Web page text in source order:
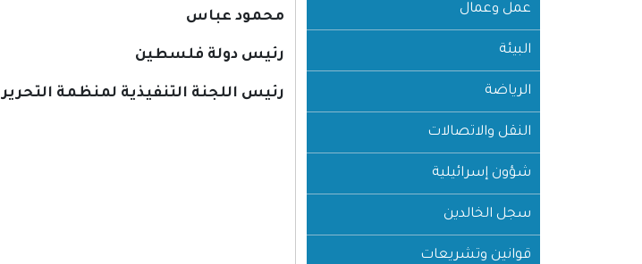
عمل وعمال
البيئة
الرياضة
النقل والاتصالات
شؤون إسرائيلية
سجل الخالدين
قوانين وتشريعات
محمود عباس
رئيس دولة فلسطين
رئيس اللجنة التنفيذية لمنظمة